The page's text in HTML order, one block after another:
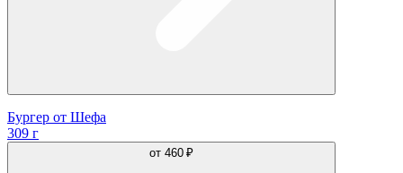
Бургер от Шефа
309 г
от 460 ₽